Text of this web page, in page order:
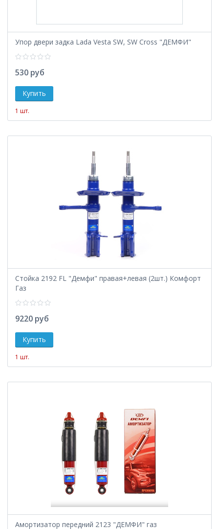
Упор двери задка Lada Vesta SW, SW Cross "ДЕМФИ"
530 руб
1 шт.
Стойка 2192 FL "Демфи" правая+левая (2шт.) Комфорт
Газ
9220 руб
1 шт.
Амортизатор передний 2123 "ДЕМФИ" газ